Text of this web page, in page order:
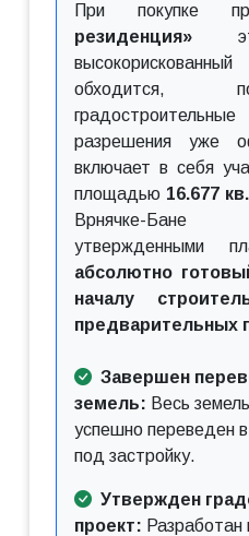
При покупке
резиденция»
обходится,
разрешения уже
включает в себя
площадью 16.677
Врнячке-
утвержденными
абсолютно
началу
предварительных
Завершен
земель: Весь
успешно переведен
под застройку.
Утвержден
проект: